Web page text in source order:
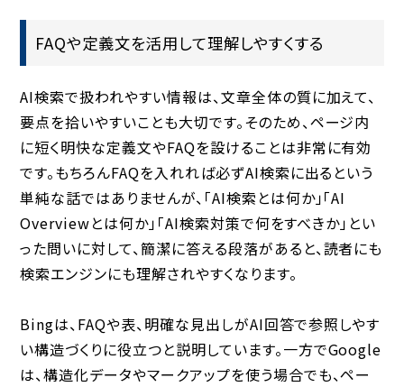
FAQや定義文を活用して理解しやすくする
AI検索で扱われやすい情報は、文章全体の質に加えて、
要点を拾いやすいことも大切です。そのため、ページ内
に短く明快な定義文やFAQを設けることは非常に有効
です。もちろんFAQを入れれば必ずAI検索に出るという
単純な話ではありませんが、「AI検索とは何か」「AI
Overviewとは何か」「AI検索対策で何をすべきか」とい
った問いに対して、簡潔に答える段落があると、読者にも
検索エンジンにも理解されやすくなります。
Bingは、FAQや表、明確な見出しがAI回答で参照しやす
い構造づくりに役立つと説明しています。一方でGoogle
は、構造化データやマークアップを使う場合でも、ペー